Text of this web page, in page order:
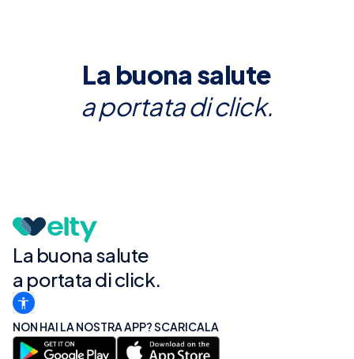
La buona salute
a portata di click.
La buona salute
a portata di click.
NON HAI LA NOSTRA APP? SCARICALA